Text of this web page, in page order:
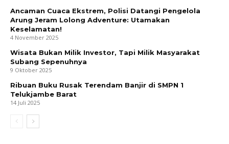
Ancaman Cuaca Ekstrem, Polisi Datangi Pengelola
Arung Jeram Lolong Adventure: Utamakan
Keselamatan!
4 November 2025
Wisata Bukan Milik Investor, Tapi Milik Masyarakat
Subang Sepenuhnya
9 Oktober 2025
Ribuan Buku Rusak Terendam Banjir di SMPN 1
Telukjambe Barat
14 Juli 2025